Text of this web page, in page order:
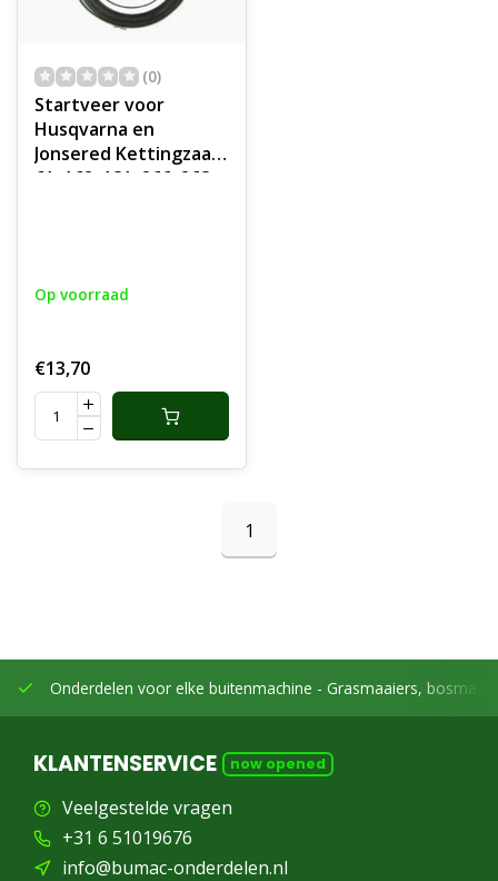
(0)
Startveer voor
Husqvarna en
Jonsered Kettingzaag,
61, 162, 181, 266, 268,
Op voorraad
€13,70
1
Onderdelen voor elke buitenmachine - Grasmaaiers,
KLANTENSERVICE now opened
Veelgestelde vragen
+31 6 51019676
info@bumac-onderdelen.nl